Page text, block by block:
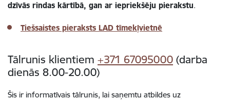
dzīvās rindas kārtībā, gan ar iepriekšēju pierakstu.
Tiešsaistes pieraksts LAD tīmekļvietnē
Tālrunis klientiem +371 67095000 (darba
dienās 8.00-20.00)
Šis ir informatīvais tālrunis, lai saņemtu atbildes uz